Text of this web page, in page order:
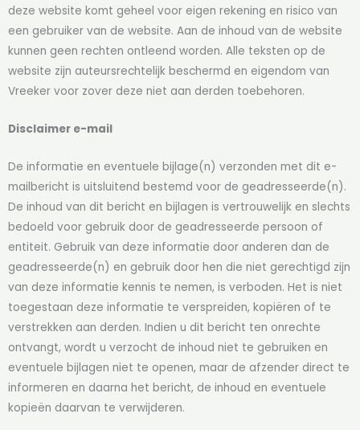
deze website komt geheel voor eigen rekening en risico van
een gebruiker van de website. Aan de inhoud van de website
kunnen geen rechten ontleend worden. Alle teksten op de
website zijn auteursrechtelijk beschermd en eigendom van
Vreeker voor zover deze niet aan derden toebehoren.
Disclaimer e-mail
De informatie en eventuele bijlage(n) verzonden met dit e-
mailbericht is uitsluitend bestemd voor de geadresseerde(n).
De inhoud van dit bericht en bijlagen is vertrouwelijk en slechts
bedoeld voor gebruik door de geadresseerde persoon of
entiteit. Gebruik van deze informatie door anderen dan de
geadresseerde(n) en gebruik door hen die niet gerechtigd zijn
van deze informatie kennis te nemen, is verboden. Het is niet
toegestaan deze informatie te verspreiden, kopiëren of te
verstrekken aan derden. Indien u dit bericht ten onrechte
ontvangt, wordt u verzocht de inhoud niet te gebruiken en
eventuele bijlagen niet te openen, maar de afzender direct te
informeren en daarna het bericht, de inhoud en eventuele
kopieën daarvan te verwijderen.